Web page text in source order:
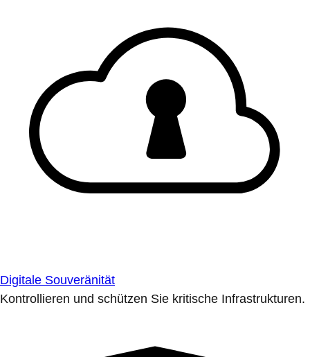
Digitale Souveränität
Kontrollieren und schützen Sie kritische Infrastrukturen.